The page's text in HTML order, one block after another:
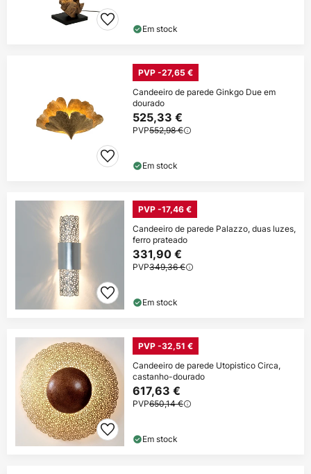
Em stock
PVP -27,65 €
Candeeiro de parede Ginkgo Due em
dourado
525,33 €
PVP552,98 €
Em stock
PVP -17,46 €
Candeeiro de parede Palazzo, duas luzes,
ferro prateado
331,90 €
PVP349,36 €
Em stock
PVP -32,51 €
Candeeiro de parede Utopistico Circa,
castanho-dourado
617,63 €
PVP650,14 €
Em stock